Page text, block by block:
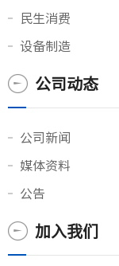
民生消费
设备制造
公司动态
公司新闻
媒体资料
公告
加入我们